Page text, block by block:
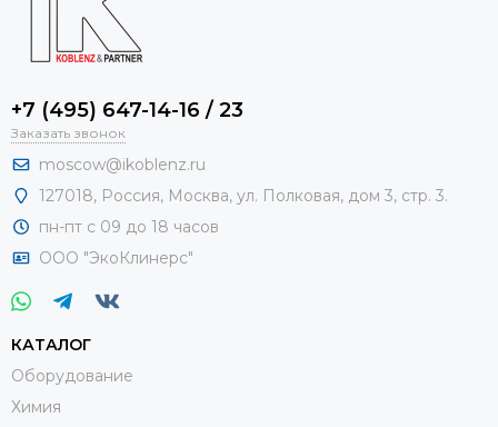
+7 (495) 647-14-16 / 23
Заказать звонок
moscow@ikoblenz.ru
127018, Россия, Москва, ул. Полковая, дом 3, стр. 3.
пн-пт с 09 до 18 часов
ООО "ЭкоКлинерс"
КАТАЛОГ
Оборудование
Химия